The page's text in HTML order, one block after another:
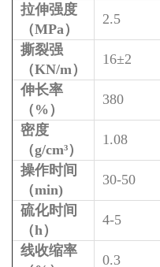
拉伸强度
（MPa）
2.5
撕裂强
（KN/m）
16±2
伸长率
（%）
380
密度
（g/cm³）
1.08
操作时间
（min)
30-50
硫化时间
（h）
4-5
线收缩率
0.3